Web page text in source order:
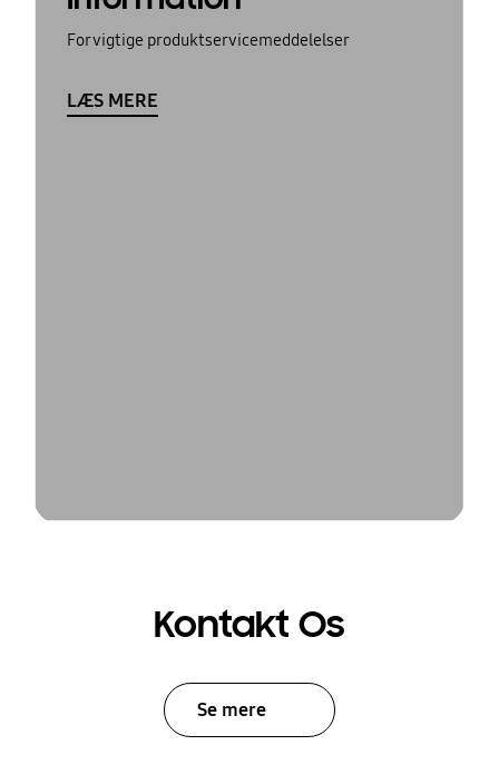
For vigtige produktservicemeddelelser
LÆS MERE
Kontakt Os
Se mere